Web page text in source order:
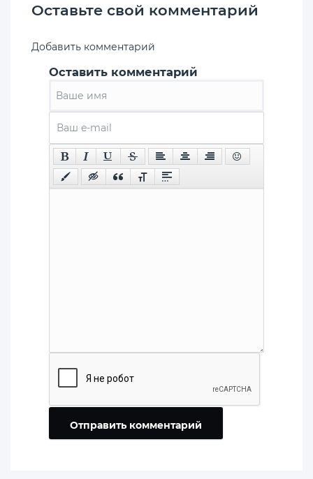
Оставьте свой комментарий
Добавить комментарий
Оставить комментарий
Отправить комментарий